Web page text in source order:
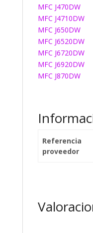
MFC J470DW
MFC J4710DW
MFC J650DW
MFC J6520DW
MFC J6720DW
MFC J6920DW
MFC J870DW
Referencia
proveedor